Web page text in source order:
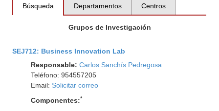
Búsqueda Departamentos Centros
Grupos de Investigación
SEJ712: Business Innovation Lab
Responsable: Carlos Sanchís Pedregosa
Teléfono: 954557205
Email: Solicitar correo
Componentes:*